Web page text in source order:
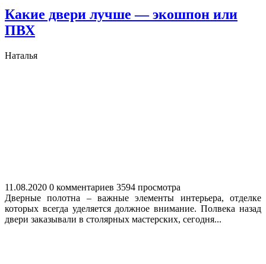
Какие двери лучше — экошпон или
ПВХ
Наталья
11.08.2020 0 комментариев 3594 просмотра
Дверные полотна – важные элементы интерьера, отделке
которых всегда уделяется должное внимание. Полвека назад
двери заказывали в столярных мастерских, сегодня...